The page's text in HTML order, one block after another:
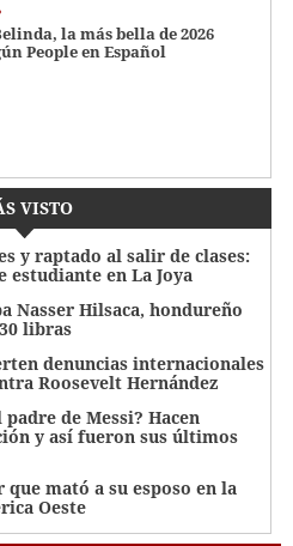
la más bella de 2026
People en Español
VISTO
y raptado al salir de clases:
estudiante en La Joya
Nasser Hilsaca, hondureño
libras
denuncias internacionales
Roosevelt Hernández
de Messi? Hacen
y así fueron sus últimos
mató a su esposo en la
Oeste